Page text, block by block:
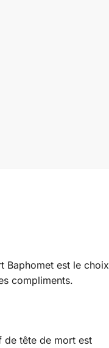
Baphomet est le choix
compliments.
de tête de mort est